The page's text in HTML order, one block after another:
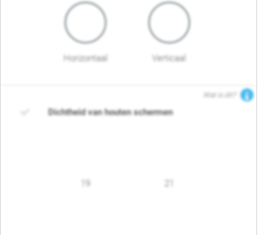
Horizontaal Verticaal
Wat is dit?
Dichtheid van houten schermen
19